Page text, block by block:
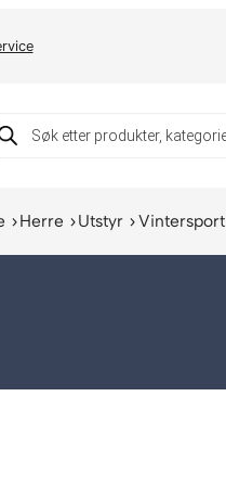
Herre Utstyr Vintersport